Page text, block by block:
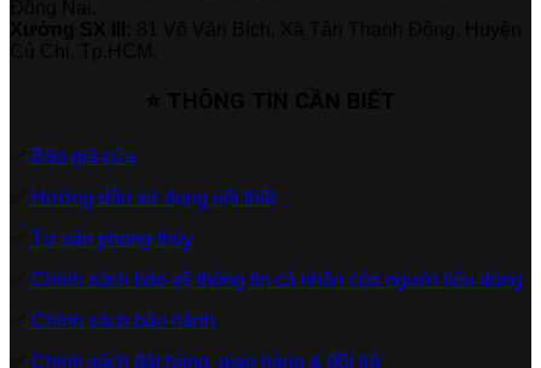
Báo giá cửa
Hướng dẫn sử dụng nội thất
Tư vấn phong thủy
Chính sách bảo vệ thông tin cá nhân của người tiêu dùng
Chính sách bảo hành
Chính sách đặt hàng, giao hàng & đổi trả